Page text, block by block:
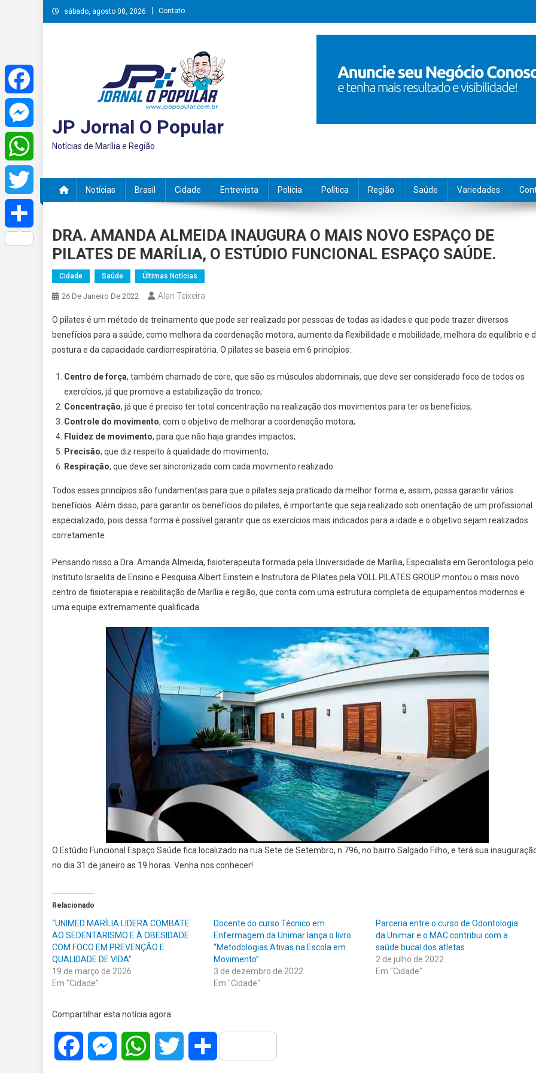
Skip
to
sábado, agosto 08, 2026 Contato
JP Jornal O Popular
Notícias de Marília e Região
Notícias Brasil Cidade Entrevista Polícia Política Região Saúde Variedades
DRA. AMANDA ALMEIDA INAUGURA O MAIS NOVO ESPAÇO DE
PILATES DE MARÍLIA, O ESTÚDIO FUNCIONAL ESPAÇO SAÚDE.
Cidade Saúde Últimas Notícias
26 De Janeiro De 2022 Alan Teixeira
O pilates é um método de treinamento que pode ser realizado por pessoas de todas as idades e que pode trazer diversos
benefícios para a saúde, como melhora da coordenação motora, aumento da flexibilidade e mobilidade, melhora do equilíbrio e
postura e da capacidade cardiorrespiratória. O pilates se baseia em 6 princípios:.
Centro de força, também chamado de core, que são os músculos abdominais, que deve ser considerado foco de todos os
exercícios, já que promove a estabilização do tronco;
Concentração, já que é preciso ter total concentração na realização dos movimentos para ter os benefícios;
Controle do movimento, com o objetivo de melhorar a coordenação motora;
Fluidez de movimento, para que não haja grandes impactos;
Precisão, que diz respeito à qualidade do movimento;
Respiração, que deve ser sincronizada com cada movimento realizado.
Todos esses princípios são fundamentais para que o pilates seja praticado da melhor forma e, assim, possa garantir vários
benefícios. Além disso, para garantir os benefícios do pilates, é importante que seja realizado sob orientação de um profissional
especializado, pois dessa forma é possível garantir que os exercícios mais indicados para a idade e o objetivo sejam realizados
corretamente.
Pensando nisso a Dra. Amanda Almeida, fisioterapeuta formada pela Universidade de Marília, Especialista em Gerontologia pelo
Instituto Israelita de Ensino e Pesquisa Albert Einstein e Instrutora de Pilates pela VOLL PILATES GROUP montou o mais novo
centro de fisioterapia e reabilitação de Marília e região, que conta com uma estrutura completa de equipamentos modernos e
uma equipe extremamente qualificada.
O Estúdio Funcional Espaço Saúde fica localizado na rua Sete de Setembro, n 796, no bairro Salgado Filho, e terá sua
no dia 31 de janeiro as 19 horas. Venha nos conhecer!
Relacionado
“UNIMED MARÍLIA LIDERA COMBATE
AO SEDENTARISMO E À OBESIDADE
COM FOCO EM PREVENÇÃO E
QUALIDADE DE VIDA”
19 de março de 2026
Em "Cidade"
Docente do curso Técnico em
Enfermagem da Unimar lança o livro
“Metodologias Ativas na Escola em
Movimento”
3 de dezembro de 2022
Em "Cidade"
Parceria entre o curso de Odontologia
da Unimar e o MAC contribui com a
saúde bucal dos atletas
2 de julho de 2022
Em "Cidade"
Compartilhar esta notícia agora:
Facebook MessengerWhatsAppTwitter Share
Facebook
Messenger
WhatsApp
Twitter
Share